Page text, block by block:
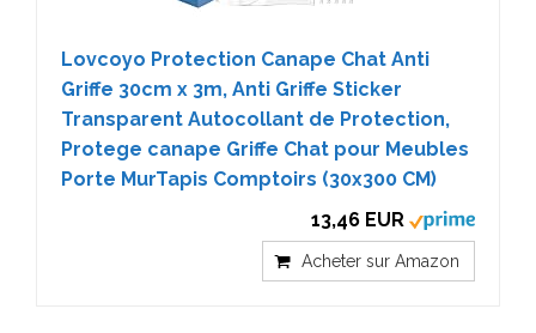
Lovcoyo Protection Canape Chat Anti
Griffe 30cm x 3m, Anti Griffe Sticker
Transparent Autocollant de Protection,
Protege canape Griffe Chat pour Meubles
Porte MurTapis Comptoirs (30x300 CM)
13,46 EUR
Acheter sur Amazon